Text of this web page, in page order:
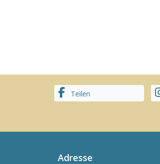
Teilen
Adresse